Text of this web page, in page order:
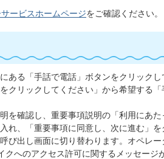
ービスホームページをご確認ください。
ある「手話で電話」ボタンをクリックし
クリックしてください」から希望する
を確認し、重要事項説明の「利用にあ
れ、「重要事項に同意し、次に進む」を
び出し画面に切り替わります。オペレ
クへのアクセス許可に関するメッセージ